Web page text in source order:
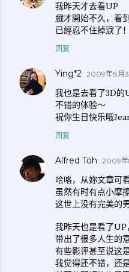
我昨天才去看UP
戲才開始不久，看
已經忍不住掉淚了！
回复
Ying*2 2009年8月
我也是去看了3D的
不错的体验～
祝你生日快乐哦
回复
Alfred Toh 2009年
哈咯，从妳文章可
虽然有时有点小摩
这世上没有完美的
我昨天也是看了UP
带出了很多人生的
有些影评甚至说这
我觉得还不错，还